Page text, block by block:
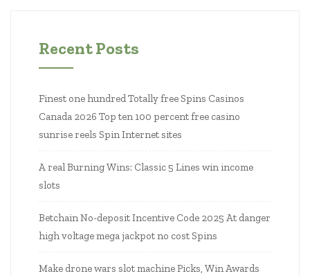
Recent Posts
Finest one hundred Totally free Spins Casinos
Canada 2026 Top ten 100 percent free casino
sunrise reels Spin Internet sites
A real Burning Wins: Classic 5 Lines win income
slots
Betchain No-deposit Incentive Code 2025 At danger
high voltage mega jackpot no cost Spins
Make drone wars slot machine Picks, Win Awards